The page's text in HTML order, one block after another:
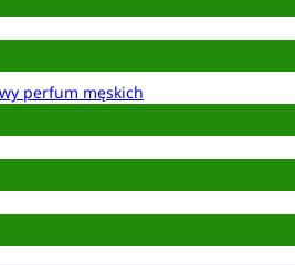
perfum męskich